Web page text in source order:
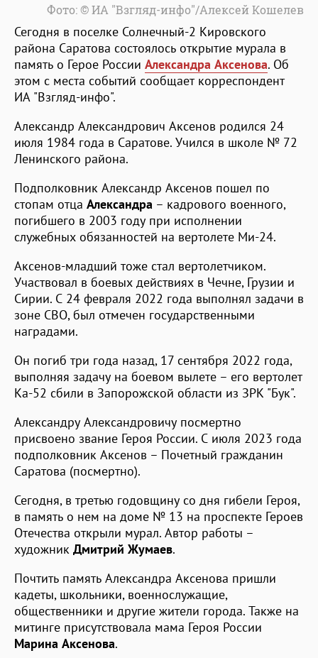
Фото: © ИА "Взгляд-инфо"/Алексей Кошелев
Сегодня в поселке Солнечный-2 Кировского
района Саратова состоялось открытие мурала в
память о Герое России Александра Аксенова. Об
этом с места событий сообщает корреспондент
ИА "Взгляд-инфо".
Александр Александрович Аксенов родился 24
июля 1984 года в Саратове. Учился в школе № 72
Ленинского района.
Подполковник Александр Аксенов пошел по
стопам отца Александра – кадрового военного,
погибшего в 2003 году при исполнении
служебных обязанностей на вертолете Ми-24.
Аксенов-младший тоже стал вертолетчиком.
Участвовал в боевых действиях в Чечне, Грузии и
Сирии. С 24 февраля 2022 года выполнял задачи в
зоне СВО, был отмечен государственными
наградами.
Он погиб три года назад, 17 сентября 2022 года,
выполняя задачу на боевом вылете – его вертолет
Ка-52 сбили в Запорожской области из ЗРК "Бук".
Александру Александровичу посмертно
присвоено звание Героя России. С июля 2023 года
подполковник Аксенов – Почетный гражданин
Саратова (посмертно).
Сегодня, в третью годовщину со дня гибели Героя,
в память о нем на доме № 13 на проспекте Героев
Отечества открыли мурал. Автор работы –
художник Дмитрий Жумаев.
Почтить память Александра Аксенова пришли
кадеты, школьники, военнослужащие,
общественники и другие жители города. Также на
митинге присутствовала мама Героя России
Марина Аксенова.